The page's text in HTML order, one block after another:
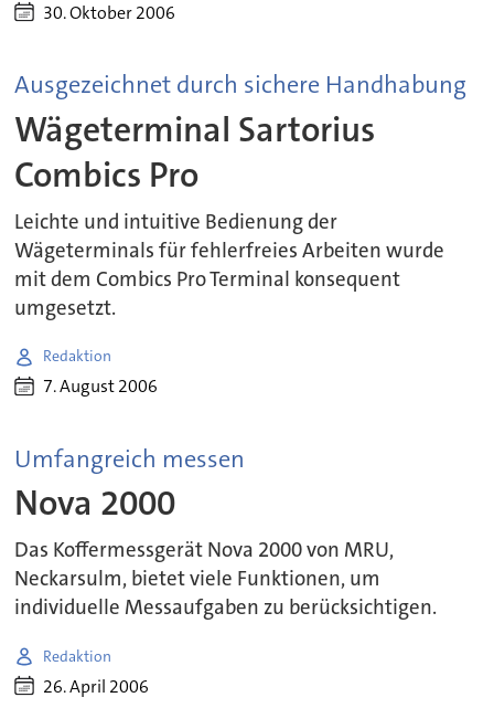
30. Oktober 2006
Ausgezeichnet durch sichere Handhabung
Wägeterminal Sartorius
Combics Pro
Leichte und intuitive Bedienung der
Wägeterminals für fehlerfreies Arbeiten wurde
mit dem Combics Pro Terminal konsequent
umgesetzt.
Redaktion
7. August 2006
Umfangreich messen
Nova 2000
Das Koffermessgerät Nova 2000 von MRU,
Neckarsulm, bietet viele Funktionen, um
individuelle Messaufgaben zu berücksichtigen.
Redaktion
26. April 2006